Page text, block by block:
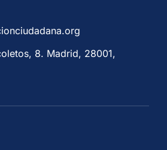
8. Madrid, 28001,